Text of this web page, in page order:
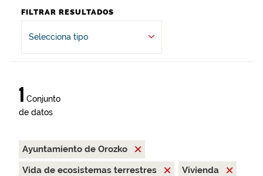
FILTRAR RESULTADOS
Selecciona tipo
1 Conjunto
de datos
Ayuntamiento de Orozko
Vida de ecosistemas terrestres
Vivienda